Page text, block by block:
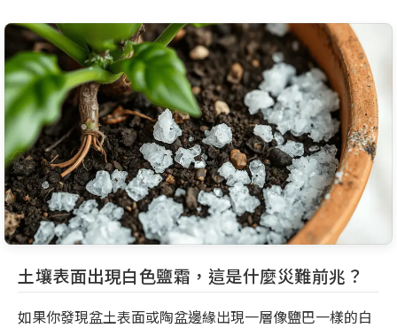
土壤表面出現白色鹽霜，這是什麼災難前兆？
如果你發現盆土表面或陶盆邊緣出現一層像鹽巴一樣的白